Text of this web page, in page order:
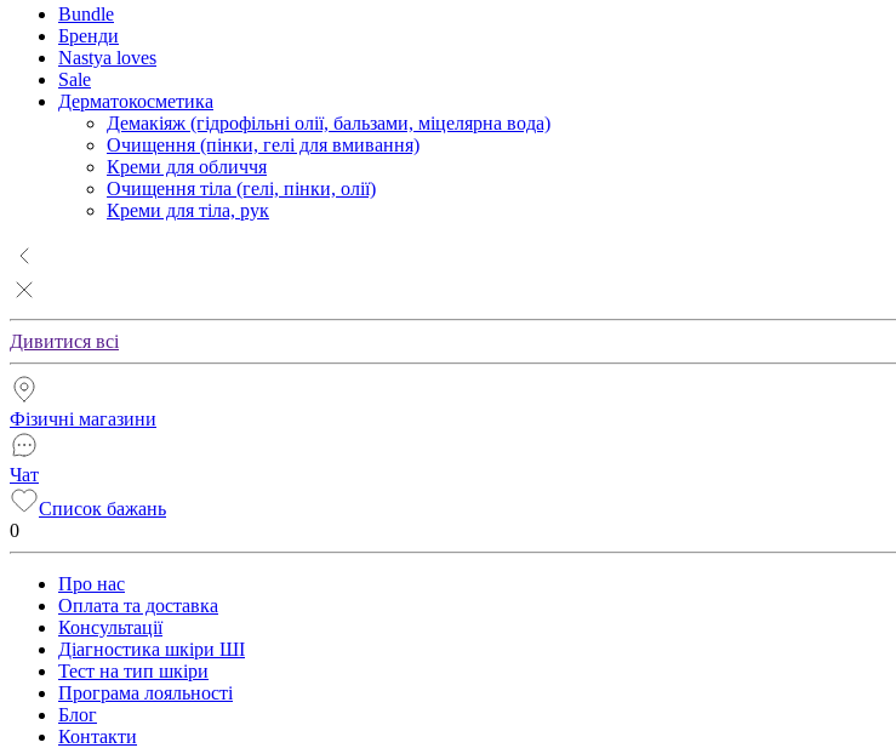
Bundle
Бренди
Nastya loves
Sale
Дерматокосметика
Демакіяж (гідрофільні олії, бальзами, міцелярна вода)
Очищення (пінки, гелі для вмивання)
Креми для обличчя
Очищення тіла (гелі, пінки, олії)
Креми для тіла, рук
Дивитися всі
Фізичні магазини
Чат
Список бажань
0
Про нас
Оплата та доставка
Консультації
Діагностика шкіри ШІ
Тест на тип шкіри
Програма лояльності
Блог
Контакти